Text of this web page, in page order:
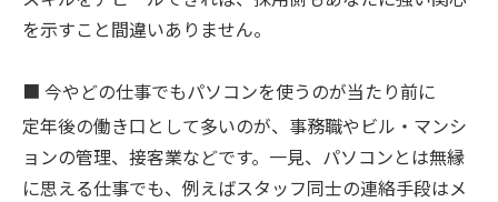
を示すこと間違いありません。
■ 今やどの仕事でもパソコンを使うのが当たり前に
定年後の働き口として多いのが、事務職やビル・マンシ
ョンの管理、接客業などです。一見、パソコンとは無縁
に思える仕事でも、例えばスタッフ同士の連絡手段はメ